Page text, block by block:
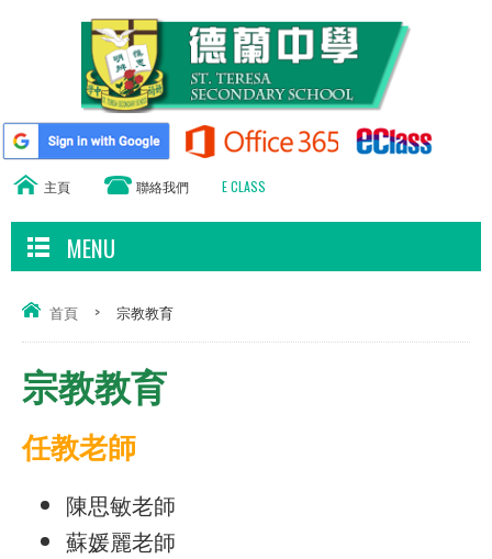
主頁 聯絡我們 E CLASS
MENU
首頁 > 宗教教育
宗教教育
任教老師
陳思敏老師
蘇媛麗老師